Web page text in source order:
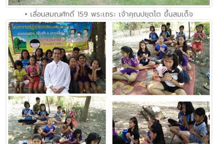
• เลื่อนสมณศักดิ์ 159 พระเถระ เจ้าคุณปยุตโต ขึ้นสมเด็จ